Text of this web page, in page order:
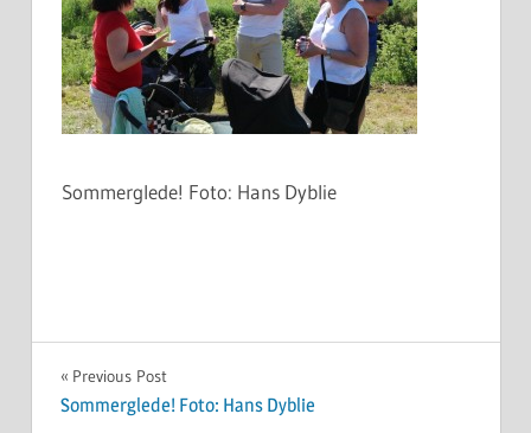
Sommerglede! Foto: Hans Dyblie
Innleggsnavigasjon
Previous Post
Sommerglede! Foto: Hans Dyblie